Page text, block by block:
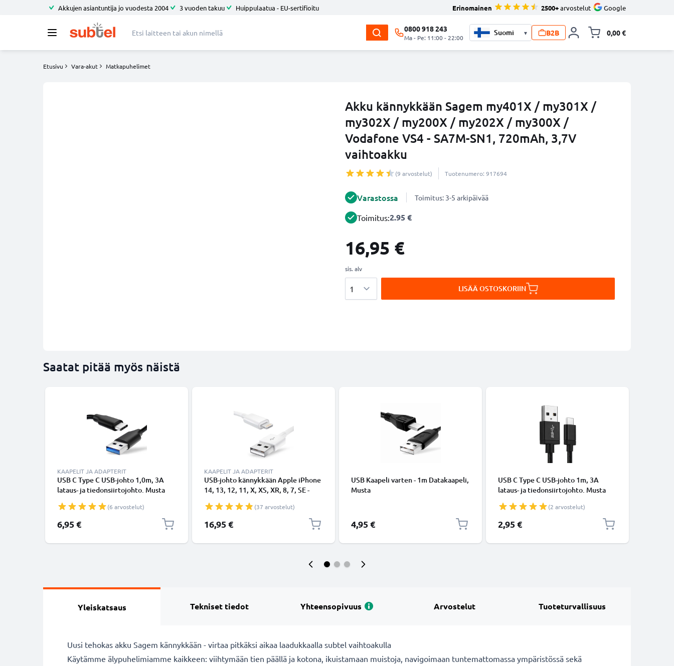
Akkujen asiantuntija jo vuodesta 2004 3 vuoden takuu Huippulaatua - EU-sertifioitu Erinomainen 2500+arvostelut Google
0800 918 243
Ma - Pe: 11:00 - 22:00
▾ B2B 0,00 €
Etusivu Vara-akut Matkapuhelimet
Akku kännykkään Sagem my401X / my301X /
my302X / my200X / my202X / my300X /
Vodafone VS4 - SA7M-SN1, 720mAh, 3,7V
vaihtoakku
(9 arvostelut) Tuotenumero: 917694
Varastossa Toimitus: 3-5 arkipäivää
Toimitus:2.95 €
16,95 €
sis. alv
LISÄÄ OSTOSKORIIN
Saatat pitää myös näistä
KAAPELIT JA ADAPTERIT
USB C Type C USB-johto 1,0m, 3A
lataus- ja tiedonsiirtojohto. Musta
USB-kaapeli
(6 arvostelut)
6,95 €
KAAPELIT JA ADAPTERIT
USB-johto kännykkään Apple iPhone
14, 13, 12, 11, X, XS, XR, 8, 7, SE -
Valkoinen datakaapeli(37 arvostelut)
16,95 €
USB Kaapeli varten - 1m Datakaapeli,
Musta
4,95 €
USB C Type C USB-johto 1m, 3A
lataus- ja tiedonsiirtojohto. Musta
USB-kaapeli
(2 arvostelut)
2,95 €
Yleiskatsaus Tekniset tiedot Yhteensopivuus Arvostelut Tuoteturvallisuus
Uusi tehokas akku Sagem kännykkään - virtaa pitkäksi aikaa laadukkaalla subtel vaihtoakulla
Käytämme älypuhelimiamme kaikkeen: viihtymään tien päällä ja kotona, ikuistamaan muistoja, navigoimaan tuntemattomassa ympäristössä sekä